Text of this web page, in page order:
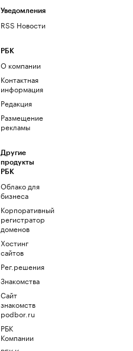
Уведомления
RSS Новости
РБК
О компании
Контактная
информация
Редакция
Размещение
рекламы
Другие
продукты
РБК
Облако для
бизнеса
Корпоративный
регистратор
доменов
Хостинг
сайтов
Рег.решения
Знакомства
Сайт
знакомств
podbor.ru
РБК
Компании